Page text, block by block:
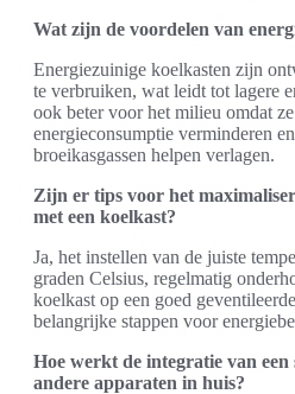
Wat zijn de voordelen van
Energiezuinige koelkasten zijn
te verbruiken, wat leidt tot lagere
ook beter voor het milieu omdat
energieconsumptie verminderen
broeikasgassen helpen verlagen.
Zijn er tips voor het
met een koelkast?
Ja, het instellen van de juiste
graden Celsius, regelmatig
koelkast op een goed
belangrijke stappen voor
Hoe werkt de integratie van een
andere apparaten in huis?